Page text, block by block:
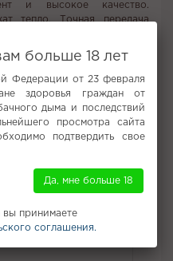
и высокое качество.
тепло. Точная передача
больше 18 лет
Федерации от 23 февраля
здоровья граждан от
дыма и последствий
просмотра сайта
подтвердить свое
Да, мне больше 18
вы принимаете
соглашения.